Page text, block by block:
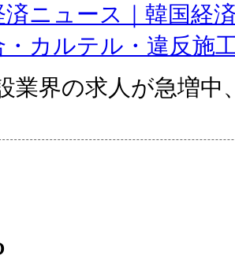
済ニュース｜韓国経
・カルテル・違反施
業界の求人が急増中